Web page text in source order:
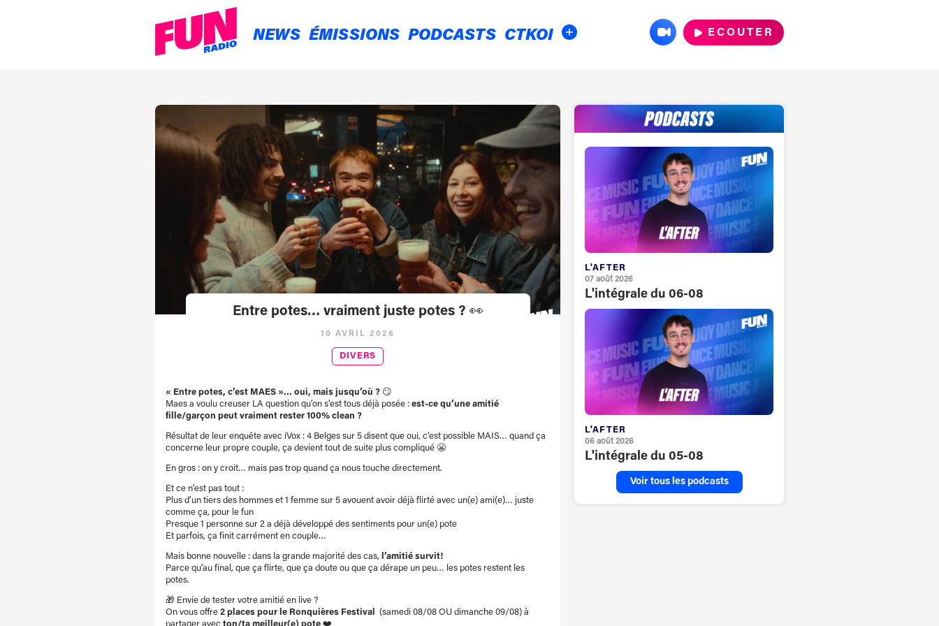
NEWS ÉMISSIONS PODCASTS CTKOI ECOUTER
Entre potes… vraiment juste potes ? 👀
10 AVRIL 2026
DIVERS
« Entre potes, c’est MAES »… oui, mais jusqu’où ? 😏
Maes a voulu creuser LA question qu’on s’est tous déjà posée : est-ce qu’une amitié
fille/garçon peut vraiment rester 100% clean ?
Résultat de leur enquête avec iVox : 4 Belges sur 5 disent que oui, c’est possible MAIS… quand ça
concerne leur propre couple, ça devient tout de suite plus compliqué 😬
En gros : on y croit… mais pas trop quand ça nous touche directement.
Et ce n’est pas tout :
Plus d’un tiers des hommes et 1 femme sur 5 avouent avoir déjà flirté avec un(e) ami(e)… juste
comme ça, pour le fun
Presque 1 personne sur 2 a déjà développé des sentiments pour un(e) pote
Et parfois, ça finit carrément en couple…
Mais bonne nouvelle : dans la grande majorité des cas,
l’amitié survit!
Parce qu’au final, que ça flirte, que ça doute ou que ça dérape un peu… les potes restent les
potes.
🎁 Envie de tester votre amitié en live ?
On vous offre 2 places pour le Ronquières Festival
(samedi 08/08 OU dimanche 09/08) à
L'AFTER
07 août 2026
L'intégrale du 06-08
L'AFTER
06 août 2026
L'intégrale du 05-08
Voir tous les podcasts